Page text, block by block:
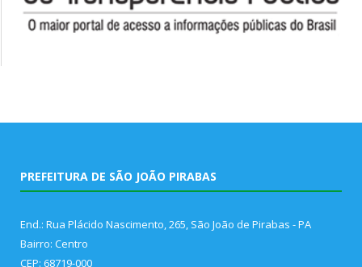
PREFEITURA DE SÃO JOÃO PIRABAS
End.: Rua Plácido Nascimento, 265, São João de Pirabas - PA
Bairro: Centro
CEP: 68719-000